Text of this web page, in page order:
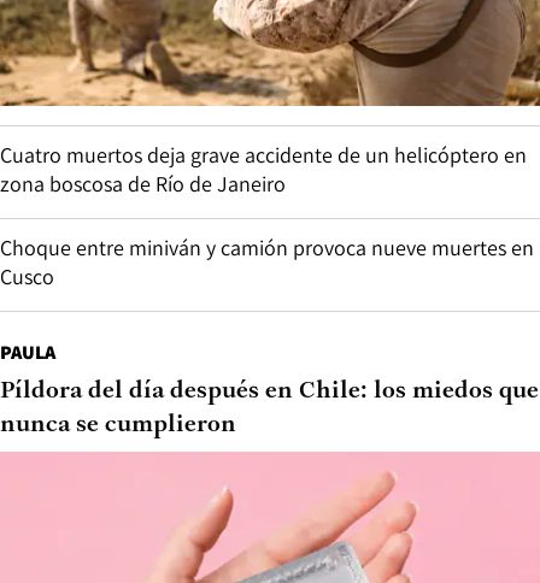
Cuatro muertos deja grave accidente de un helicóptero en
zona boscosa de Río de Janeiro
Choque entre miniván y camión provoca nueve muertes en
Cusco
PAULA
Píldora del día después en Chile: los miedos que
nunca se cumplieron